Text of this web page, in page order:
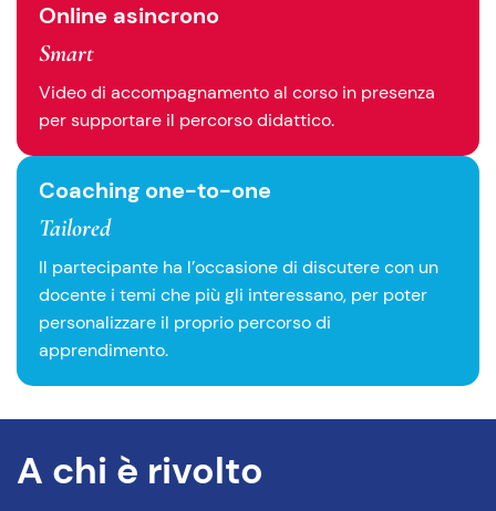
Online asincrono
Smart
Video di accompagnamento al corso in presenza
per supportare il percorso didattico.
Coaching one-to-one
Tailored
Il partecipante ha l’occasione di discutere con un
docente i temi che più gli interessano, per poter
personalizzare il proprio percorso di
apprendimento.
A chi è rivolto